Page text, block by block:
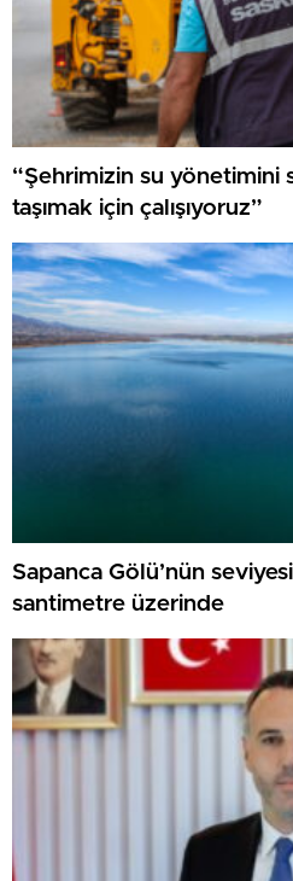
“Şehrimizin su yönetimini
taşımak için çalışıyoruz”
Sapanca Gölü’nün seviyesi
santimetre üzerinde